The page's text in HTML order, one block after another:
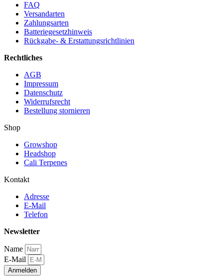
FAQ
Versandarten
Zahlungsarten
Batteriegesetzhinweis
Rückgabe- & Erstattungsrichtlinien
Rechtliches
AGB
Impressum
Datenschutz
Widerrufsrecht
Bestellung stornieren
Shop
Growshop
Headshop
Cali Terpenes
Kontakt
Adresse
E-Mail
Telefon
Newsletter
Name
E-Mail
Anmelden